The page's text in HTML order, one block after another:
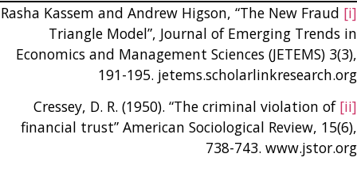
[i]
Rasha Kassem and Andrew Higson, “The New Fraud
Triangle Model”, Journal of Emerging Trends in
Economics and Management Sciences (JETEMS) 3(3),
191-195. jetems.scholarlinkresearch.org
[ii]
Cressey, D. R. (1950). “The criminal violation of
financial trust” American Sociological Review, 15(6),
738-743. www.jstor.org